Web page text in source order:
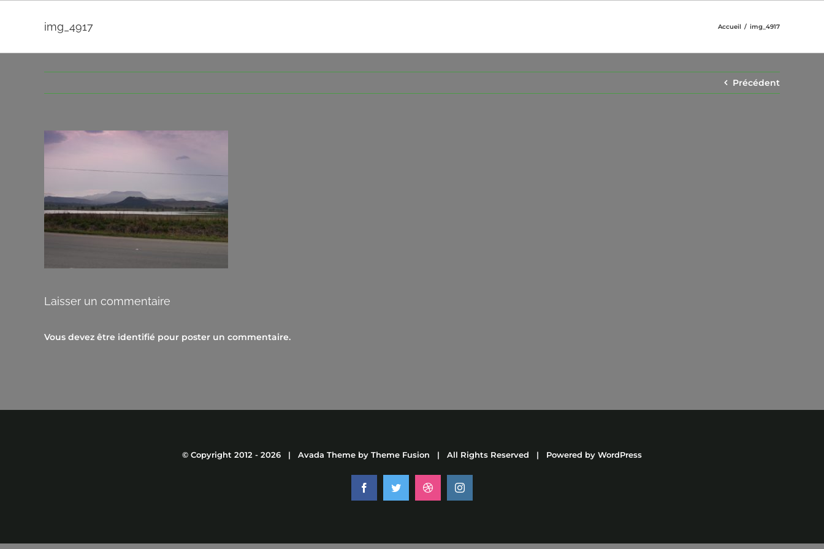
img_4917 Accueil img_4917
Précédent
Laisser un commentaire
Vous devez être identifié pour poster un commentaire.
© Copyright 2012 - 2026 | Avada Theme by Theme Fusion | All Rights Reserved | Powered by WordPress
FacebookTwitter DribbbleInstagram